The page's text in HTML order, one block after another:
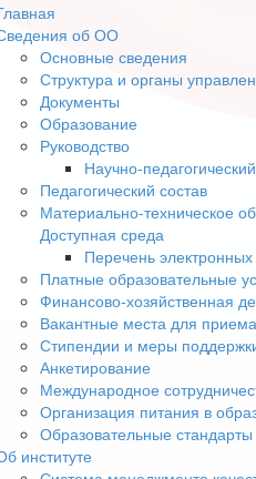
об ОО
Основные сведения
Структура и органы
Документы
Образование
Руководство
Научно-
Педагогический состав
Материально-техническое
Доступная среда
Перечень
Платные образовательные
Финансово-хозяйственная
Вакантные места для
Стипендии и меры
Анкетирование
Международное
Организация питания в
Образовательные
институте